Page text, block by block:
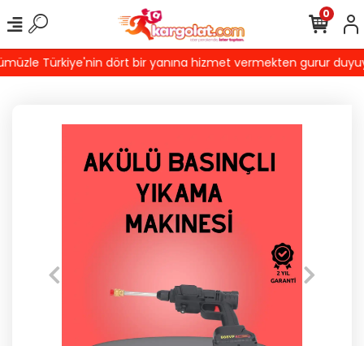
Türkiye'nin dört bir yanına hizmet vermekten gurur
0